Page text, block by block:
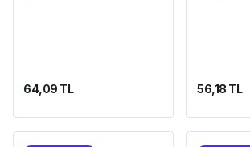
64,09 TL 56,18 TL